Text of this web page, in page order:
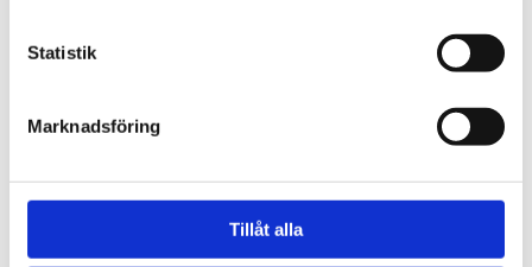
Statistik
Marknadsföring
Tillåt alla
fr 44 kr